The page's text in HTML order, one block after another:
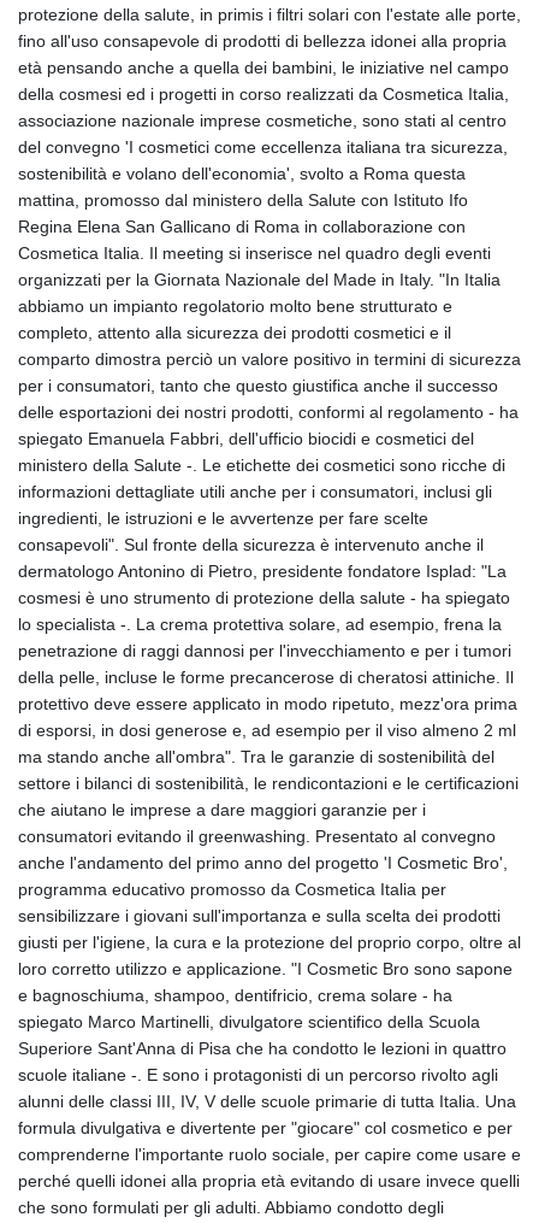
HNL 31.077375
HUF 363.096405
20580.370421
IQD
1515.115748
JPY 182.445186
KES 148.887592
KGS 101.104505
4685.244046
KMF 492.514185
KYD 0.963346
103531.946431
LKR 387.745291
LRD 209.896866
LSL 18.648909
protezione della salute, in primis i filtri solari con l'estate alle porte,
fino all'uso consapevole di prodotti di bellezza idonei alla propria
età pensando anche a quella dei bambini, le iniziative nel campo
della cosmesi ed i progetti in corso realizzati da Cosmetica Italia,
associazione nazionale imprese cosmetiche, sono stati al centro
del convegno 'I cosmetici come eccellenza italiana tra sicurezza,
sostenibilità e volano dell'economia', svolto a Roma questa
mattina, promosso dal ministero della Salute con Istituto Ifo
Regina Elena San Gallicano di Roma in collaborazione con
Cosmetica Italia. Il meeting si inserisce nel quadro degli eventi
organizzati per la Giornata Nazionale del Made in Italy. "In Italia
abbiamo un impianto regolatorio molto bene strutturato e
completo, attento alla sicurezza dei prodotti cosmetici e il
comparto dimostra perciò un valore positivo in termini di sicurezza
per i consumatori, tanto che questo giustifica anche il successo
delle esportazioni dei nostri prodotti, conformi al regolamento - ha
spiegato Emanuela Fabbri, dell'ufficio biocidi e cosmetici del
ministero della Salute -. Le etichette dei cosmetici sono ricche di
informazioni dettagliate utili anche per i consumatori, inclusi gli
ingredienti, le istruzioni e le avvertenze per fare scelte
consapevoli". Sul fronte della sicurezza è intervenuto anche il
dermatologo Antonino di Pietro, presidente fondatore Isplad: "La
cosmesi è uno strumento di protezione della salute - ha spiegato
lo specialista -. La crema protettiva solare, ad esempio, frena la
penetrazione di raggi dannosi per l'invecchiamento e per i tumori
della pelle, incluse le forme precancerose di cheratosi attiniche. Il
protettivo deve essere applicato in modo ripetuto, mezz'ora prima
di esporsi, in dosi generose e, ad esempio per il viso almeno 2 ml
ma stando anche all'ombra". Tra le garanzie di sostenibilità del
settore i bilanci di sostenibilità, le rendicontazioni e le certificazioni
che aiutano le imprese a dare maggiori garanzie per i
consumatori evitando il greenwashing. Presentato al convegno
anche l'andamento del primo anno del progetto 'I Cosmetic Bro',
programma educativo promosso da Cosmetica Italia per
sensibilizzare i giovani sull'importanza e sulla scelta dei prodotti
giusti per l'igiene, la cura e la protezione del proprio corpo, oltre al
loro corretto utilizzo e applicazione. "I Cosmetic Bro sono sapone
e bagnoschiuma, shampoo, dentifricio, crema solare - ha
spiegato Marco Martinelli, divulgatore scientifico della Scuola
Superiore Sant'Anna di Pisa che ha condotto le lezioni in quattro
scuole italiane -. E sono i protagonisti di un percorso rivolto agli
alunni delle classi III, IV, V delle scuole primarie di tutta Italia. Una
formula divulgativa e divertente per "giocare" col cosmetico e per
comprenderne l'importante ruolo sociale, per capire come usare e
perché quelli idonei alla propria età evitando di usare invece quelli
che sono formulati per gli adulti. Abbiamo condotto degli